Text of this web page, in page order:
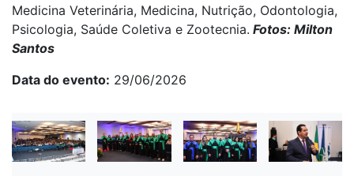
Medicina Veterinária, Medicina, Nutrição, Odontologia,
Psicologia, Saúde Coletiva e Zootecnia. Fotos: Milton
Santos
Data do evento 29/06/2026